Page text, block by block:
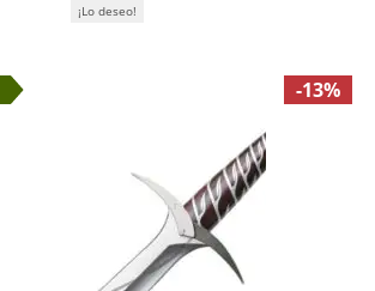
¡Lo deseo!
-13%